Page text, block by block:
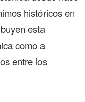
históricos en
esta
como a
entre los